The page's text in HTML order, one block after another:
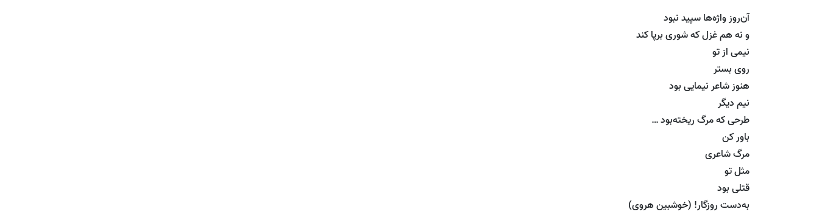
آن‌روز واژه‌ها سپید نبود
و نه هم غزل که شوری برپا کند
نیمی از تو
روی بستر
هنوز شاعر نیمایی بود
نیم دیگر
طرحی که مرگ ریخته‌بود …
باور کن
مرگ شاعری
مثل تو
قتلی بود
به‌دست روزگار! (خوشبین هروی)